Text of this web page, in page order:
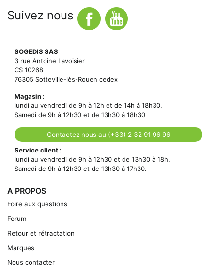
Suivez nous
SOGEDIS SAS
3 rue Antoine Lavoisier
CS 10268
76305 Sotteville-lès-Rouen cedex
Magasin :
lundi au vendredi de 9h à 12h et de 14h à 18h30.
Samedi de 9h à 12h30 et de 13h30 à 18h30
Contactez nous au (+33) 2 32 91 96 96
Service client :
lundi au vendredi de 9h à 12h30 et de 13h30 à 18h.
Samedi de 9h à 12h30 et de 13h30 à 17h30.
A PROPOS
Foire aux questions
Forum
Retour et rétractation
Marques
Nous contacter